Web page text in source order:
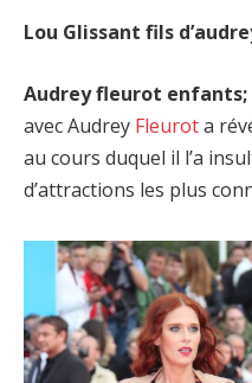
Lou Glissant fils
Audrey fleurot enfants;
avec Audrey Fleurota
au cours duquel il l’a
d’attractions les plus